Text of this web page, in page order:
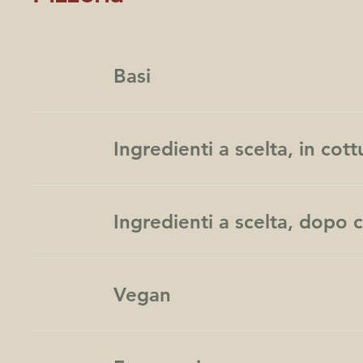
Basi
Ingredienti a scelta, in
Ingredienti a scelta, dopo
Vegan